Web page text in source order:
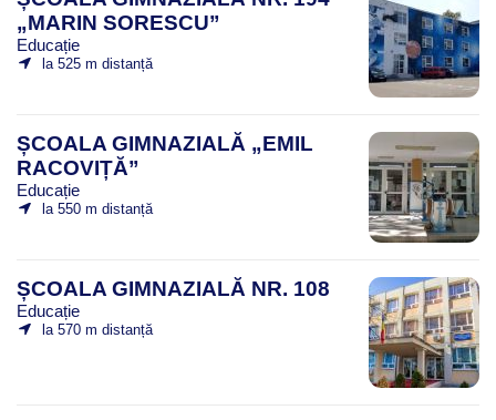
„MARIN SORESCU”
Educație
la 525 m distanță
ȘCOALA GIMNAZIALĂ „EMIL
RACOVIȚĂ”
Educație
la 550 m distanță
ȘCOALA GIMNAZIALĂ NR. 108
Educație
la 570 m distanță